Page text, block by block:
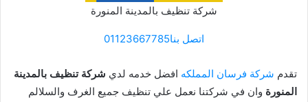
شركة تنظيف بالمدينة المنورة
اتصل بنا01123667785
تقدم شركة فرسان المملكه افضل خدمه لدي شركة تنظيف بالمدينة
المنورة وان في شركتنا نعمل علي تنظيف جميع الغرف والسلالم